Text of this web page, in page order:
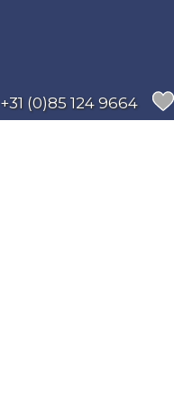
+31 (0)85 124 9664